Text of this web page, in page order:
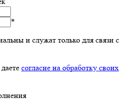
*
и служат только для связи с
согласие на обработку своих